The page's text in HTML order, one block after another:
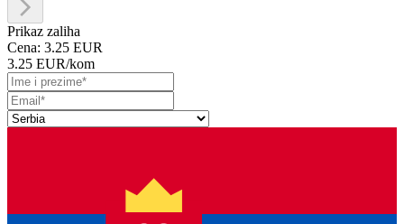
Prikaz zaliha
Cena: 3.25 EUR
3.25 EUR/kom